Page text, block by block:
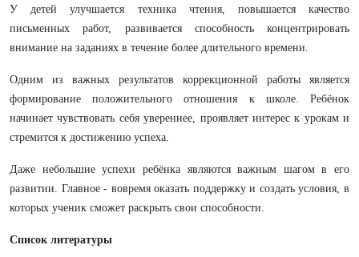
У детей улучшается техника чтения, повышается качество
письменных работ, развивается способность концентрировать
внимание на заданиях в течение более длительного времени.
Одним из важных результатов коррекционной работы является
формирование положительного отношения к школе. Ребёнок
начинает чувствовать себя увереннее, проявляет интерес к урокам и
стремится к достижению успеха.
Даже небольшие успехи ребёнка являются важным шагом в его
развитии. Главное - вовремя оказать поддержку и создать условия, в
которых ученик сможет раскрыть свои способности.
Список литературы